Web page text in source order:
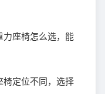
座椅怎么选，能
定位不同，选择